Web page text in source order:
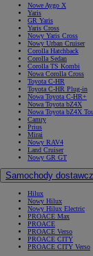
Nowe Aygo X
Yaris
GR Yaris
Yaris Cross
Nowy Yaris Cross
Nowy Urban Cruiser
Corolla Hatchback
Corolla Sedan
Corolla TS Kombi
Nowa Corolla Cross
Toyota C-HR
Toyota C-HR Plug-in
Nowa Toyota C-HR+
Nowa Toyota bZ4X
Nowa Toyota bZ4X
Camry
Prius
Mirai
Nowy RAV4
Land Cruiser
Nowy GR GT
Samochody
Hilux
Nowy Hilux
Nowy Hilux Electric
PROACE Max
PROACE
PROACE Verso
PROACE CITY
PROACE CITY Verso